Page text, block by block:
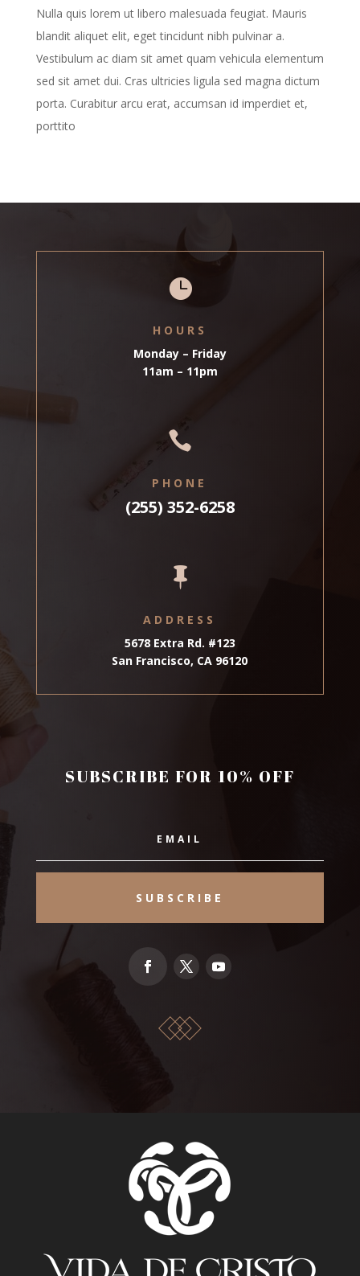
Nulla quis lorem ut libero malesuada feugiat. Mauris
blandit aliquet elit, eget tincidunt nibh pulvinar a.
Vestibulum ac diam sit amet quam vehicula elementum
sed sit amet dui. Cras ultricies ligula sed magna dictum
porta. Curabitur arcu erat, accumsan id imperdiet et,
porttito

HOURS
Monday – Friday
11am – 11pm

PHONE
(255) 352-6258

ADDRESS
5678 Extra Rd. #123
San Francisco, CA 96120
SUBSCRIBE FOR 10% OFF
SUBSCRIBE